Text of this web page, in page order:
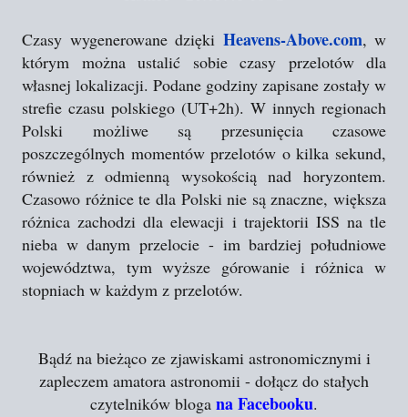
Czasy wygenerowane dzięki Heavens-Above.com, w
którym można ustalić sobie czasy przelotów dla
własnej lokalizacji. Podane godziny zapisane zostały w
strefie czasu polskiego (UT+2h). W innych regionach
Polski możliwe są przesunięcia czasowe
poszczególnych momentów przelotów o kilka sekund,
również z odmienną wysokością nad horyzontem.
Czasowo różnice te dla Polski nie są znaczne, większa
różnica zachodzi dla elewacji i trajektorii ISS na tle
nieba w danym przelocie - im bardziej południowe
województwa, tym wyższe górowanie i różnica w
stopniach w każdym z przelotów.
Bądź na bieżąco ze zjawiskami astronomicznymi i
zapleczem amatora astronomii - dołącz do stałych
czytelników bloga na Facebooku.